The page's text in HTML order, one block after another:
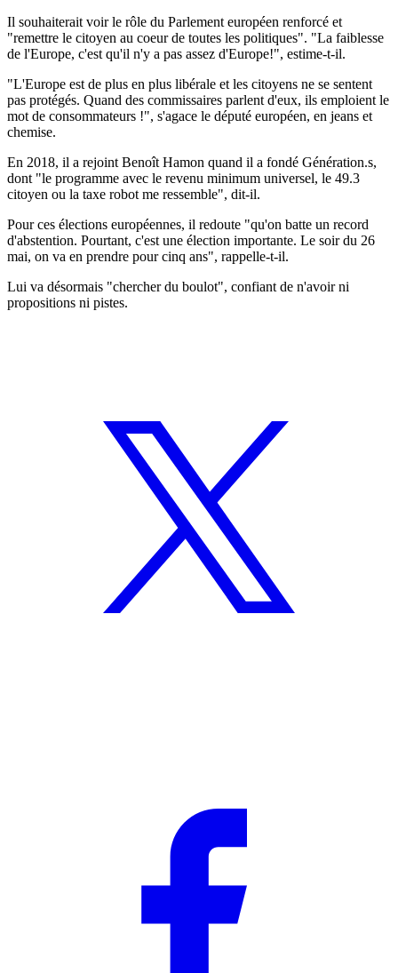
Il souhaiterait voir le rôle du Parlement européen renforcé et
"remettre le citoyen au coeur de toutes les politiques". "La faiblesse
de l'Europe, c'est qu'il n'y a pas assez d'Europe!", estime-t-il.
"L'Europe est de plus en plus libérale et les citoyens ne se sentent
pas protégés. Quand des commissaires parlent d'eux, ils emploient le
mot de consommateurs !", s'agace le député européen, en jeans et
chemise.
En 2018, il a rejoint Benoît Hamon quand il a fondé Génération.s,
dont "le programme avec le revenu minimum universel, le 49.3
citoyen ou la taxe robot me ressemble", dit-il.
Pour ces élections européennes, il redoute "qu'on batte un record
d'abstention. Pourtant, c'est une élection importante. Le soir du 26
mai, on va en prendre pour cinq ans", rappelle-t-il.
Lui va désormais "chercher du boulot", confiant de n'avoir ni
propositions ni pistes.